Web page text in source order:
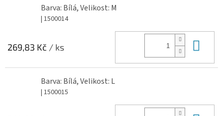
Barva: Bílá, Velikost: M
| 1500014
269,83 Kč / ks
Barva: Bílá, Velikost: L
| 1500015